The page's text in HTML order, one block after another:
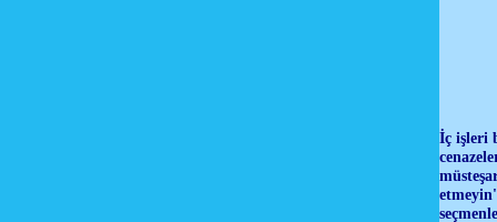
İç işleri